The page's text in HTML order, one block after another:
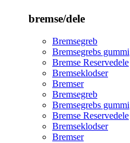
bremse/dele
Bremsegreb
Bremsegrebs gummi
Bremse Reservedele
Bremseklodser
Bremser
Bremsegreb
Bremsegrebs gummi
Bremse Reservedele
Bremseklodser
Bremser